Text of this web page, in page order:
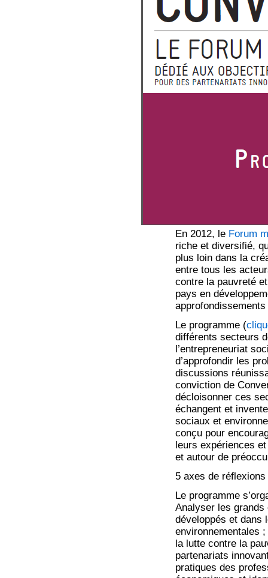
En 2012, le Forum
riche et diversifié,
plus loin dans la
entre tous les
contre la pauvreté
pays en
Le programme (
différents secteurs
l’entrepreneuriat
d’approfondir les
discussions
conviction de
décloisonner ces
échangent et
sociaux et
conçu pour
leurs expériences
et autour de
5 axes de
Le programme
Analyser les
développés et dans
environnementales
la lutte contre la
partenariats
pratiques des